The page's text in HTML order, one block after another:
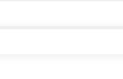
через системы
материала после проверки